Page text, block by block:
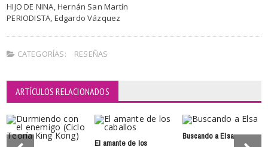
HIJO DE NINA, Hernán San Martín
PERIODISTA, Edgardo Vázquez
CATEGORÍAS: RESEÑAS
ARTÍCULOS RELACIONADOS
El amante de los
Buscando a Elsa